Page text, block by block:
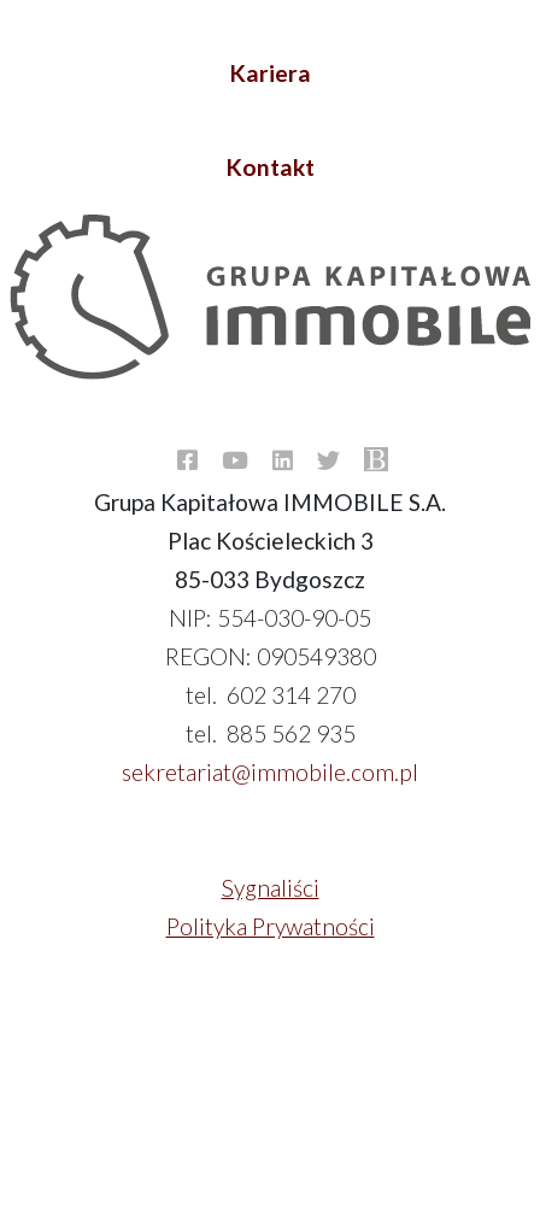
Kariera
Kontakt
Grupa Kapitałowa IMMOBILE S.A.
Plac Kościeleckich 3
85-033 Bydgoszcz
NIP: 554-030-90-05
REGON: 090549380
tel. 602 314 270
tel. 885 562 935
sekretariat@immobile.com.pl
Sygnaliści
Polityka Prywatności